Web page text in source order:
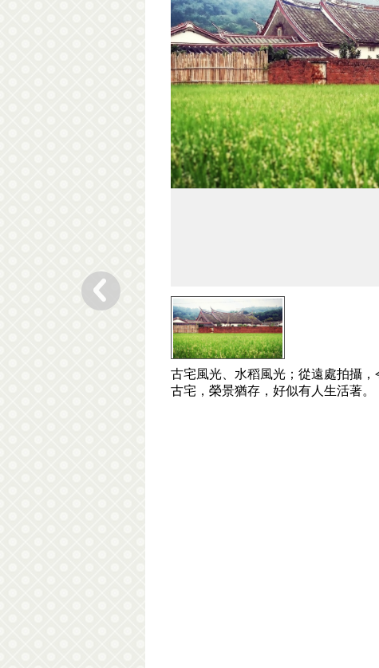
古宅風光、水稻風光；從遠處拍攝
古宅，榮景猶存，好似有人生活著。